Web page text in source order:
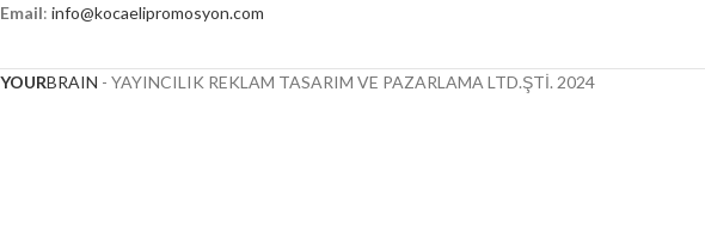
Email: info@kocaelipromosyon.com
YOURBRAIN - YAYINCILIK REKLAM TASARIM VE PAZARLAMA LTD.ŞTİ. 2024